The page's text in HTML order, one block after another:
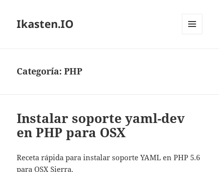
Ikasten.IO
Categoría:PHP
Instalar soporte yaml-dev
en PHP para OSX
Receta rápida para instalar soporte YAML en PHP 5.6
para OSX Sierra.